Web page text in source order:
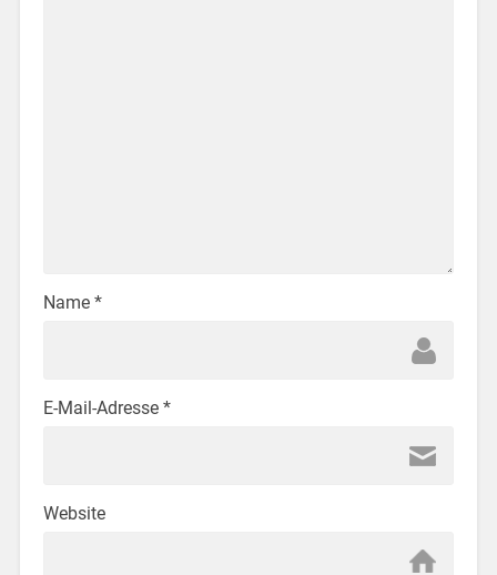
Name *
E-Mail-Adresse *
Website